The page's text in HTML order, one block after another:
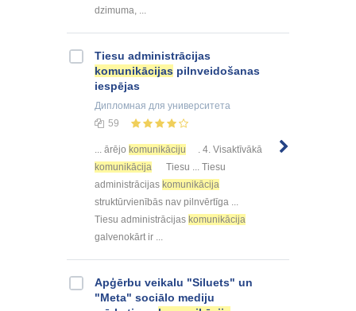
dzimuma, ...
Tiesu administrācijas
komunikācijas pilnveidošanas
iespējas
Дипломная для университета
59
... ārējo komunikāciju
. 4. Visaktīvākā
komunikācija
Tiesu ... Tiesu
administrācijas komunikācija
struktūrvienībās nav pilnvērtīga ...
Tiesu administrācijas komunikācija
galvenokārt ir ...
Apģērbu veikalu "Siluets" un
"Meta" sociālo mediju